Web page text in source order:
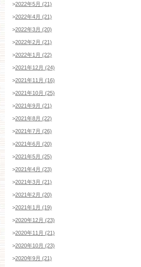
>2022年5月 (21)
>2022年4月 (21)
>2022年3月 (20)
>2022年2月 (21)
>2022年1月 (22)
>2021年12月 (24)
>2021年11月 (16)
>2021年10月 (25)
>2021年9月 (21)
>2021年8月 (22)
>2021年7月 (26)
>2021年6月 (20)
>2021年5月 (25)
>2021年4月 (23)
>2021年3月 (21)
>2021年2月 (20)
>2021年1月 (19)
>2020年12月 (23)
>2020年11月 (21)
>2020年10月 (23)
>2020年9月 (21)